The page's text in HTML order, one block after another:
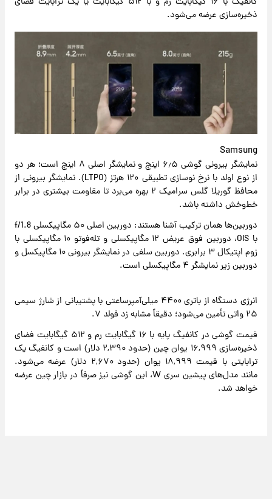
ذخیره‌سازی عرضه می‌شود.
Samsung
نمایشگر بیرونی گوشی ۶٫۵ اینچ و نمایشگر اصلی ۸ اینچ است؛ هر دو
از نوع اولد با نرخ نوسازی تطبیقی ۱۲۰ هرتز (LTPO). نمایشگر بیرونی از
محافظ گوریلا گلس سرامیک ۲ بهره می‌برد تا مقاومت بیشتری در برابر
خط‌وخش داشته باشد.
دوربین‌ها همان ترکیب آشنا هستند: دوربین اصلی ۵۰ مگاپیکسلی f/1.8
با OIS، دوربین فوق عریض ۱۲ مگاپیکسلی و تله‌فوتو ۱۰ مگاپیکسلی با
زوم اپتیکال ۳ برابری. دوربین سلفی در نمایشگر بیرونی ۱۰ مگاپیکسل و
دوربین زیر نمایشگر ۴ مگاپیکسلی است.
انرژی دستگاه از باتری ۴۴۰۰ میلی‌آمپرساعتی با پشتیبانی از شارژ سیمی
۲۵ واتی تأمین می‌شود؛ دقیقاً مشابه زد فولد ۷.
قیمت گوشی در کانفیگ پایه با ۱۶ گیگابایت رم و ۵۱۲ گیگابایت فضای
ذخیره‌سازی ۱۶,۹۹۹ یوان چین (حدود ۲,۳۹۰ دلار) است و کانفیگ یک
ترابایتی با قیمت ۱۸,۹۹۹ یوان (حدود ۲,۶۷۰ دلار) عرضه می‌شود.
مانند مدل‌های پیشین سری W، این گوشی نیز صرفاً در بازار چین عرضه
خواهد شد.